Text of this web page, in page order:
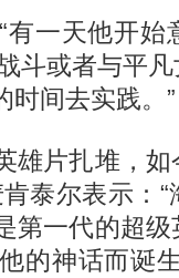
一天他开始
斗或者与平
时间去实践。”
片扎堆，如
泰尔表示：
第一代的超
的神话而诞